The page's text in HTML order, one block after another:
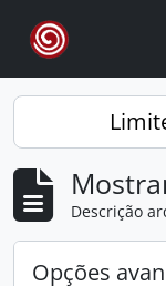
Skip to main content
Descrição
Opções